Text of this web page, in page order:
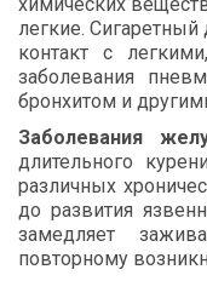
легкие.Сигаретный
контакт
с легкими
заболевания
бронхитом и
Заболевания
длительного
различных
до развития
замедляет
повторному